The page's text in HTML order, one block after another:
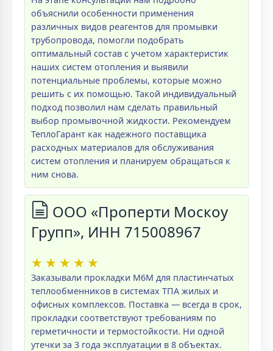
объяснили особенности применения
различных видов реагентов для промывки
трубопровода, помогли подобрать
оптимальный состав с учетом характеристик
наших систем отопления и выявили
потенциальные проблемы, которые можно
решить с их помощью. Такой индивидуальный
подход позволил нам сделать правильный
выбор промывочной жидкости. Рекомендуем
ТеплоГарант как надежного поставщика
расходных материалов для обслуживания
систем отопления и планируем обращаться к
ним снова.
ООО «Проперти Москоу
Групп», ИНН 715008967
★ ★ ★ ★ ★
Заказывали прокладки M6M для пластинчатых
теплообменников в системах ТПА жилых и
офисных комплексов. Поставка — всегда в срок,
прокладки соответствуют требованиям по
герметичности и термостойкости. Ни одной
утечки за 3 года эксплуатации в 8 объектах.